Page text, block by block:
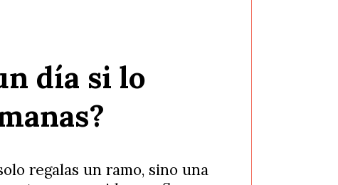
día si lo
regalas un ramo, sino una